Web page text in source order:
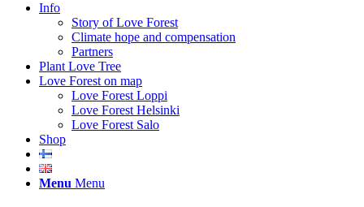
Info
Story of Love Forest
Climate hope and compensation
Partners
Plant Love Tree
Love Forest on map
Love Forest Loppi
Love Forest Helsinki
Love Forest Salo
Shop
Menu Menu